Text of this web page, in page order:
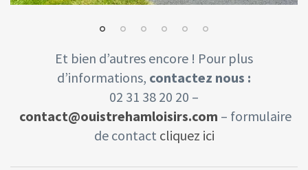
Et bien d’autres encore ! Pour plus
d’informations, contactez nous :
02 31 38 20 20 –
contact@ouistrehamloisirs.com – formulaire
de contact cliquez ici